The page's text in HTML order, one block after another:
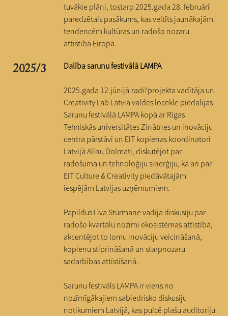
tuvākie plāni, tostarp 2025.gada 28. februārī
paredzētais pasākums, kas veltīts jaunākajām
tendencēm kultūras un radošo nozaru
attīstībā Eiropā.
2025/3 Dalība sarunu festivālā LAMPA
2025.gada 12.jūnijā radi!projekta vadītāja un
Creativity Lab Latvia valdes locekle piedalījās
Sarunu festivālā LAMPA kopā ar Rīgas
Tehniskās universitātes Zinātnes un inovāciju
centra pārstāvi un EIT kopienas koordinatori
Latvijā Alīnu Dolmati, diskutējot par
radošuma un tehnoloģiju sinerģiju, kā arī par
EIT Culture & Creativity piedāvātajām
iespējām Latvijas uzņēmumiem.
Papildus Līva Stūrmane vadīja diskusiju par
radošo kvartālu nozīmi ekosistēmas attīstībā,
akcentējot to lomu inovāciju veicināšanā,
kopienu stiprināšanā un starpnozaru
sadarbības attīstīšanā.
Sarunu festivāls LAMPA ir viens no
nozīmīgākajiem sabiedrisko diskusiju
notikumiem Latvijā, kas pulcē plašu auditoriju